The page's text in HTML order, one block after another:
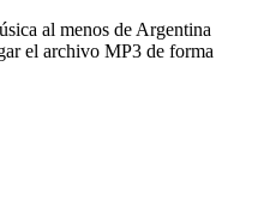
al menos de Argentina
el archivo MP3 de forma